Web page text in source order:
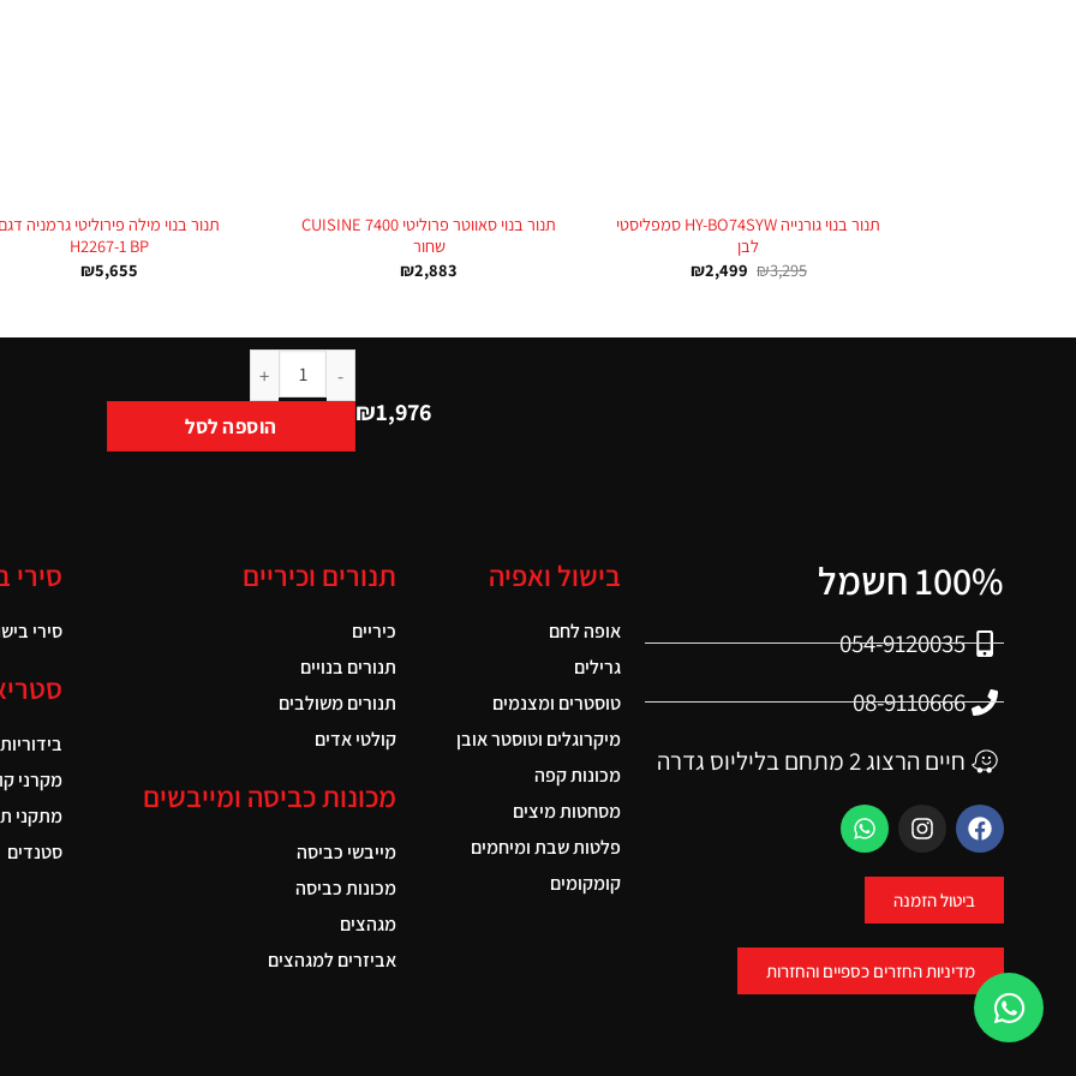
תנור בנוי גורנייה HY-BO74SYW סמפליסטי
לבן
₪3,295
₪2,499
תנור בנוי סאווטר פרוליטי CUISINE 7400
שחור
₪2,883
תנור בנוי מילה פירוליטי גרמניה דגם
H2267-1 BP
₪5,655
₪1,976 הוספה לסל
100% חשמל
054-9120035
08-9110666
חיים הרצוג 2 מתחם בליליוס גדרה
ביטול הזמנה
מדיניות החזרים כספיים והחזרות
בישול ואפיה
אופה לחם
גרילים
טוסטרים ומצנמים
מיקרוגלים וטוסטר אובן
מכונות קפה
מסחטות מיצים
פלטות שבת ומיחמים
קומקומים
תנורים וכיריים
כיריים
תנורים בנויים
תנורים משולבים
קולטי אדים
מכונות כביסה ומייבשים
מייבשי כביסה
מכונות כביסה
מגהצים
אביזרים למגהצים
סירי
סירי
בידוריות
מקרני
מתקני
סטנדים